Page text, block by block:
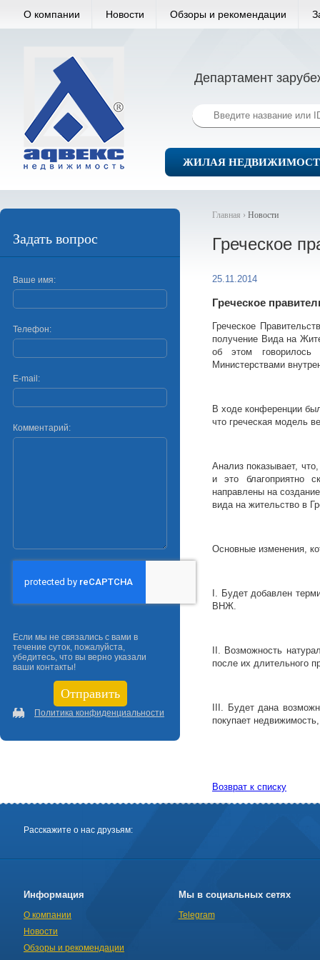
О компании Новости Обзоры и рекомендации
Департамент
ЖИЛАЯ
Главная › Новости
Греческое
25.11.2014
Греческое
Греческое
получение Вида на
об этом говорилось
Министерствами
В ходе конференции
что греческая модель
Анализ показывает,
и это благоприятно
направлены на
вида на жительство в
Основные изменения,
I. Будет добавлен
ВНЖ.
II. Возможность
после их длительного
III. Будет дана
покупает
Возврат к списку
Задать вопрос
Ваше имя:
Телефон:
E-mail:
Комментарий:
Если мы не связались с вами в
течение суток, пожалуйста,
убедитесь, что вы верно указали
ваши контакты!
Политика конфиденциальности
Расскажите о нас друзьям:
Информация
О компании
Новости
Обзоры и рекомендации
Мы в социальных сетях
Telegram